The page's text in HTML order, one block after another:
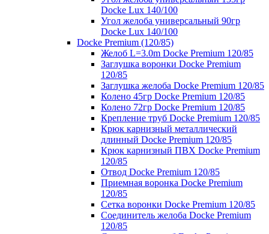
Docke Lux 140/100
Угол желоба универсальный 90гр
Docke Lux 140/100
Docke Premium (120/85)
Желоб L=3.0m Docke Premium 120/85
Заглушка воронки Docke Premium
120/85
Заглушка желоба Docke Premium 120/85
Колено 45гр Docke Premium 120/85
Колено 72гр Docke Premium 120/85
Крепление труб Docke Premium 120/85
Крюк карнизный металлический
длинный Docke Premium 120/85
Крюк карнизный ПВХ Docke Premium
120/85
Отвод Docke Premium 120/85
Приемная воронка Docke Premium
120/85
Сетка воронки Docke Premium 120/85
Соединитель желоба Docke Premium
120/85